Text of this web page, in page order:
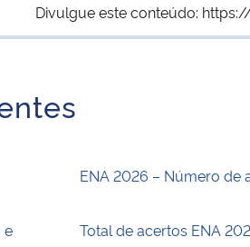
Divulgue este conteúdo:
ENA 2026 – Número de
e
Total de acertos ENA